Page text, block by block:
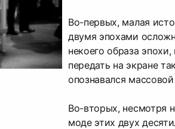
Во-первых, малая
двумя эпохами
некоего образа
передать на экране
опознавался
Во-вторых, несмотря
моде этих двух